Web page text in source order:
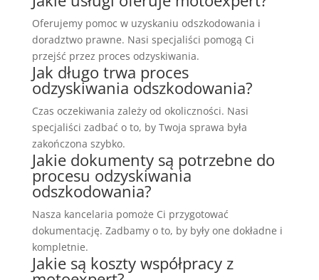
Oferujemy pomoc w uzyskaniu odszkodowania i
doradztwo prawne. Nasi specjaliści pomogą Ci
przejść przez proces odzyskiwania.
Jak długo trwa proces
odzyskiwania odszkodowania?
Czas oczekiwania zależy od okoliczności. Nasi
specjaliści zadbać o to, by Twoja sprawa była
zakończona szybko.
Jakie dokumenty są potrzebne do
procesu odzyskiwania
odszkodowania?
Nasza kancelaria pomoże Ci przygotować
dokumentację. Zadbamy o to, by były one dokładne i
kompletnie.
Jakie są koszty współpracy z